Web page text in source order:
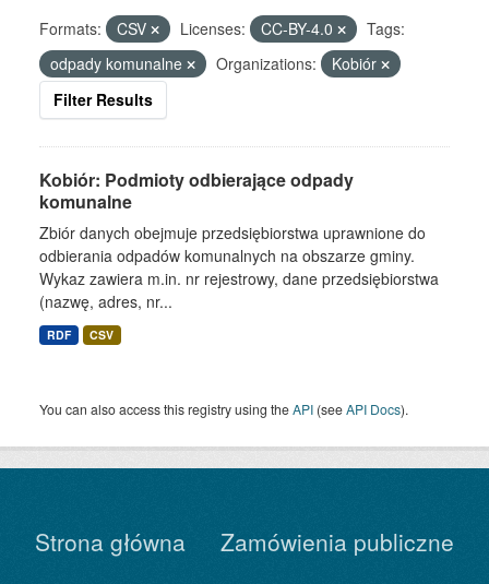
Formats: CSV Licenses: CC-BY-4.0
Tags:
odpady komunalne
Organizations:
Kobiór
Filter Results
Kobiór: Podmioty odbierające odpady
komunalne
Zbiór danych obejmuje przedsiębiorstwa uprawnione do
odbierania odpadów komunalnych na obszarze gminy.
Wykaz zawiera m.in. nr rejestrowy, dane przedsiębiorstwa
(nazwę, adres, nr...
RDF CSV
You can also access this registry using theAPI (seeAPI Docs).
Strona główna
Zamówienia publiczne